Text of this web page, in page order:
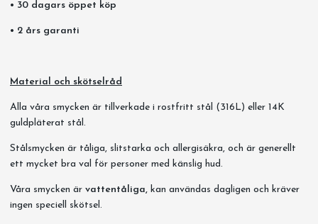
• 30 dagars öppet köp
• 2 års garanti
Material och skötselråd
Alla våra smycken är tillverkade i rostfritt stål (316L) eller 14K
guldpläterat stål.
Stålsmycken är tåliga, slitstarka och allergisäkra, och är generellt
ett mycket bra val för personer med känslig hud.
Våra smycken är vattentåliga, kan användas dagligen och kräver
ingen speciell skötsel.